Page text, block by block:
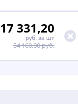
17 331,20
руб. за шт
54 160,00 руб.